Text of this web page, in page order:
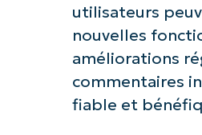
utilisateurs
nouvelles
améliorations
commentaires
fiable et